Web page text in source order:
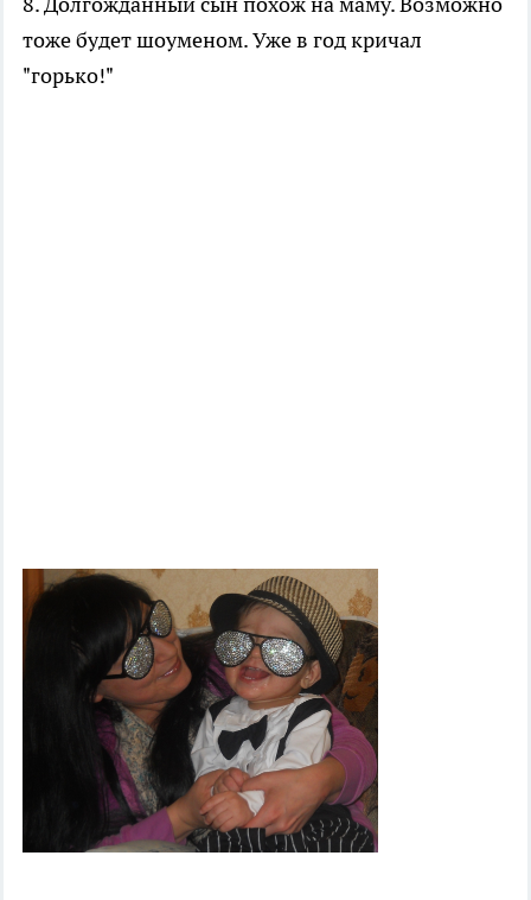
тоже будет шоуменом. Уже в год кричал
"горько!"